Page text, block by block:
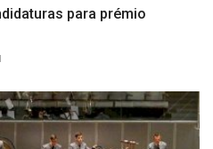
para prémio